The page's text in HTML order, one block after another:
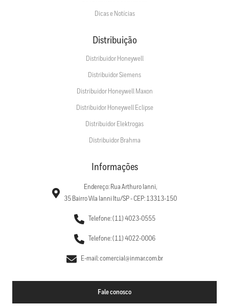
Dicas e Notícias
Distribuição
Distribuidor Honeywell
Distribuidor Siemens
Distribuidor Honeywell Maxon
Distribuidor Honeywell Eclipse
Distribuidor Elektrogas
Distribuidor Brahma
Informações
Endereço: Rua Arthuro Ianni,
35 Bairro Vila Ianni Itu/SP - CEP: 13313-150
Telefone: (11) 4023-0555
Telefone: (11) 4022-0006
E-mail: comercial@inmar.com.br
Fale conosco